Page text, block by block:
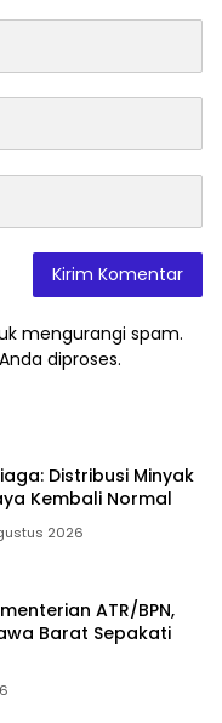
mengurangi spam.
diproses.
Distribusi Minyak
Kembali Normal
2026
ATR/BPN,
Barat Sepakati